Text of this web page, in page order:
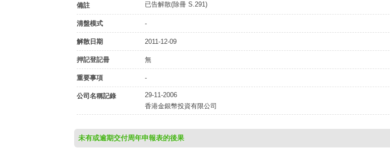
備註 已告解散(除冊 S.291)
清盤模式 -
解散日期 2011-12-09
押記登記冊 無
重要事項 -
公司名稱記錄
29-11-2006
香港金銀幣投資有限公司
未有或逾期交付周年申報表的後果